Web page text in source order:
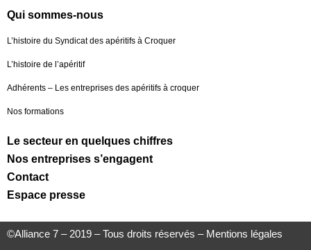
Qui sommes-nous
L’histoire du Syndicat des apéritifs à Croquer
L’histoire de l’apéritif
Adhérents – Les entreprises des apéritifs à croquer
Nos formations
Le secteur en quelques chiffres
Nos entreprises s’engagent
Contact
Espace presse
©Alliance 7 – 2019 – Tous droits réservés – Mentions légales